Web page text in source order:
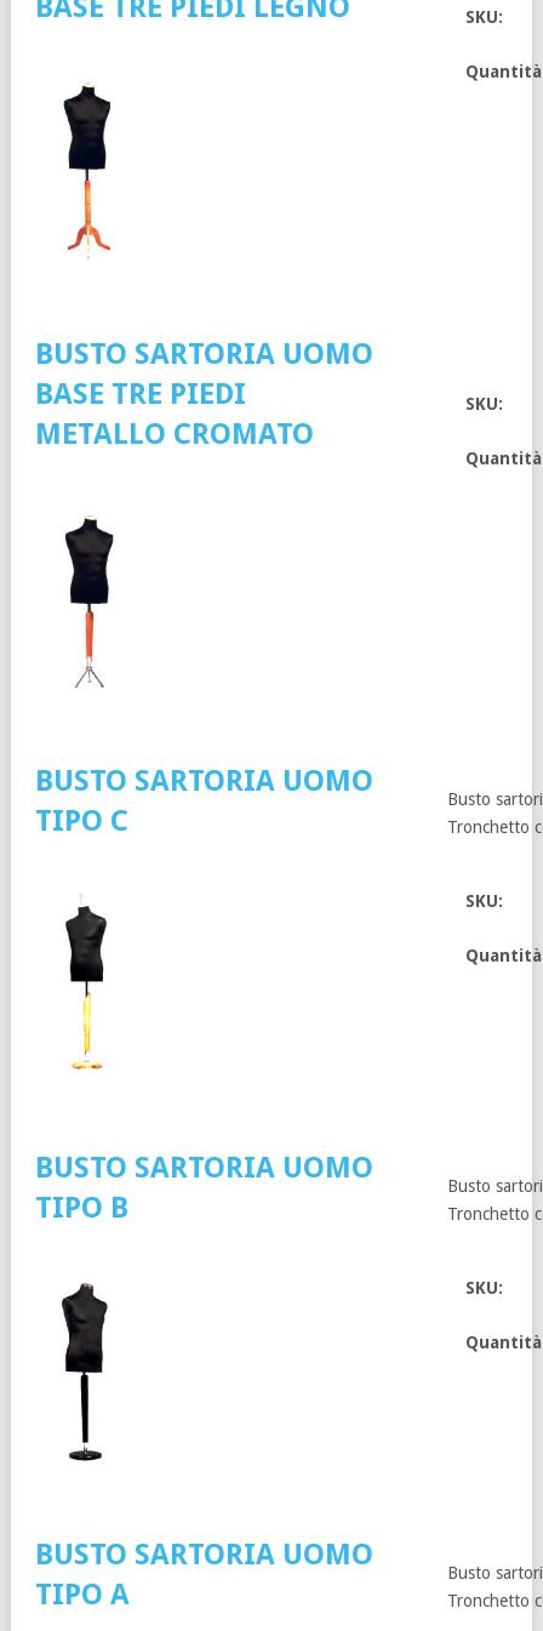
BASE TRE PIEDI LEGNO
SKU:
BUSTO SARTORIA UOMO
BASE TRE PIEDI
METALLO CROMATO
SKU:
BUSTO SARTORIA UOMO
TIPO C
Busto
Tronchetto
SKU:
BUSTO SARTORIA UOMO
TIPO B
Busto
Tronchetto
SKU:
BUSTO SARTORIA UOMO
TIPO A
Busto
Tronchetto